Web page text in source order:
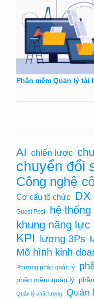
Phần mềm Quản lý tài
AI chiến lược
chuyển đổi
Công nghệ
Cơ cấu tổ chức DX
Guest Post hệ
khung năng lực
KPI lương 3Ps
Mô hình kinh
Phương pháp quản lý
phần mềm quản lý
Quản lý chất lượng Quản